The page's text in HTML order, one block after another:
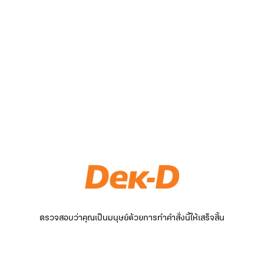
ตรวจสอบว่าคุณเป็นมนุษย์ด้วยการทำคำสั่งนี้ให้เสร็จสิ้น